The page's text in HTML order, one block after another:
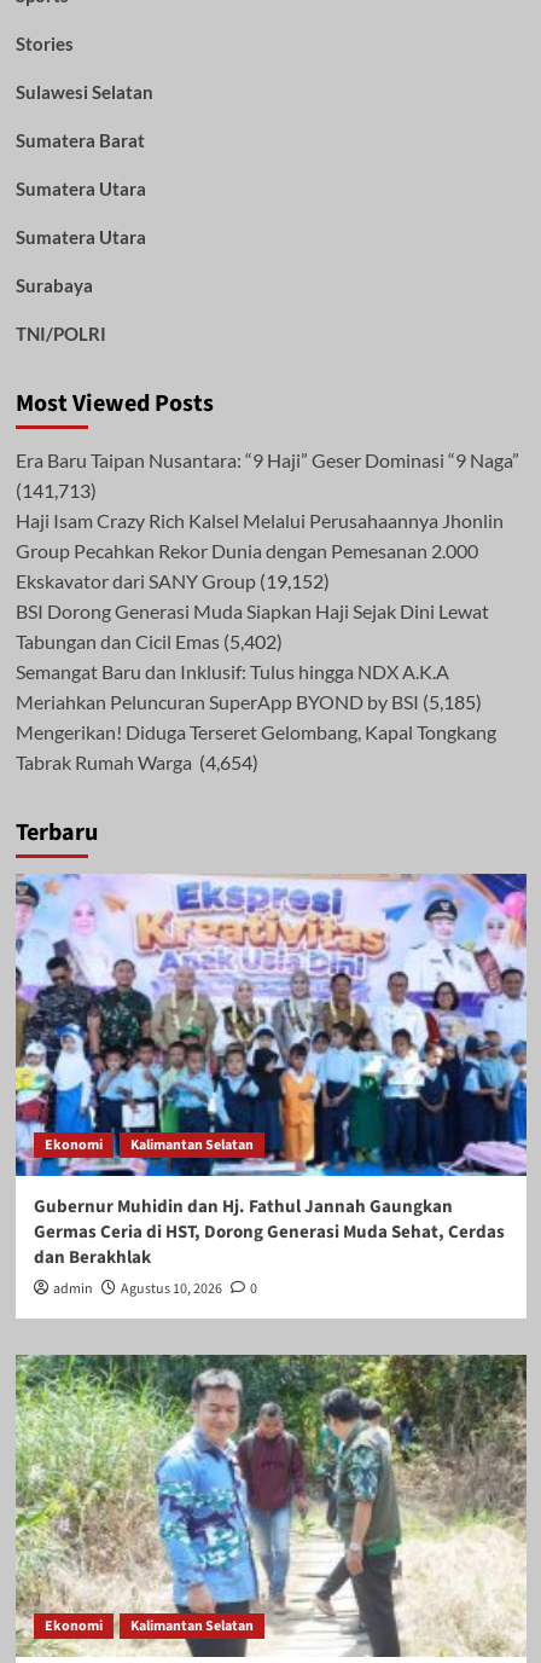
Stories
Sulawesi Selatan
Sumatera Barat
Sumatera Utara
Sumatera Utara
Surabaya
TNI/POLRI
Most Viewed Posts
Era Baru Taipan Nusantara: “9 Haji” Geser Dominasi “9 Naga”
(141,713)
Haji Isam Crazy Rich Kalsel Melalui Perusahaannya Jhonlin
Group Pecahkan Rekor Dunia dengan Pemesanan 2.000
Ekskavator dari SANY Group (19,152)
BSI Dorong Generasi Muda Siapkan Haji Sejak Dini Lewat
Tabungan dan Cicil Emas (5,402)
Semangat Baru dan Inklusif: Tulus hingga NDX A.K.A
Meriahkan Peluncuran SuperApp BYOND by BSI (5,185)
Mengerikan! Diduga Terseret Gelombang, Kapal Tongkang
Tabrak Rumah Warga (4,654)
Terbaru
Ekonomi Kalimantan Selatan
Gubernur Muhidin dan Hj. Fathul Jannah Gaungkan
Germas Ceria di HST, Dorong Generasi Muda Sehat, Cerdas
dan Berakhlak
admin Agustus 10, 2026 0
Ekonomi Kalimantan Selatan